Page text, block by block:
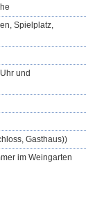
Spielplatz,
und
Gasthaus))
im Weingarten